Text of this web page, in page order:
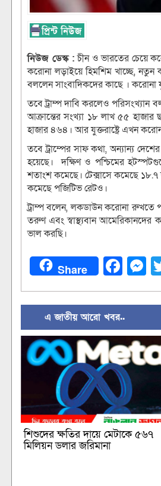
নিউজ ডেস্ক :চীন ও ভারতের চেয়ে
করোনা লড়াইয়ে হিমশিম খাচ্ছে, নতুন
বললেন সাংবাদিকদের কাছে । করোনা
তবে ট্রাম্প দাবি করলেও পরিসংখ্যান
আক্রান্তের সংখ্যা ১৮ লাখ ৫৫ হাজার
হাজার ৪৬৪। আর যুক্তরাষ্ট্রে এখন
তবে ট্রাম্পের সাফ কথা, অন্যান্য
হয়েছে। দক্ষিণ ও পশ্চিমের
শতাংশ কমেছে। টেক্সাসে কমেছে ১৮.৭
কমেছে পজিটিভ রেটও।
ট্রাম্প বলেন, লকডাউন করোনা রুখতে
তরুণ এবং স্বাস্থ্যবান
ভাল করছি।
Share
এ জাতীয় আরো খবর..
শিশুদের ক্ষতির দায়ে মেটাকে ৫৬৭
মিলিয়ন ডলার জরিমানা